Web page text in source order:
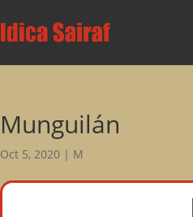
Munguilán
Oct 5, 2020 | M